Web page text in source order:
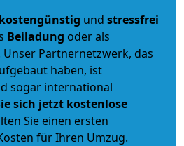
kostengünstig und stressfrei
Beiladung oder als
Unser Partnernetzwerk, das
haben, ist
sogar international
sich jetzt kostenlose
Sie einen ersten
für Ihren Umzug.